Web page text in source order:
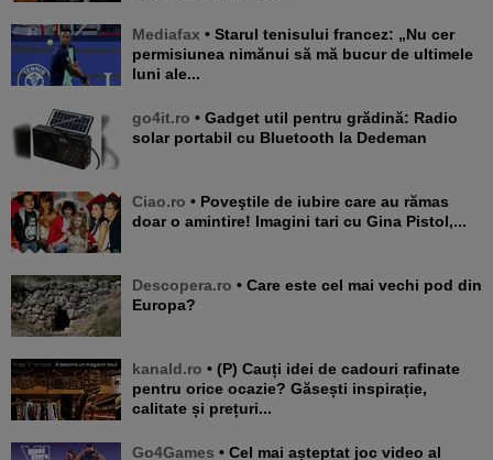
Mediafax • Starul tenisului francez: „Nu cer
permisiunea nimănui să mă bucur de ultimele
luni ale...
go4it.ro • Gadget util pentru grădină: Radio
solar portabil cu Bluetooth la Dedeman
Ciao.ro • Poveştile de iubire care au rămas
doar o amintire! Imagini tari cu Gina Pistol,...
Descopera.ro • Care este cel mai vechi pod din
Europa?
kanald.ro • (P) Cauți idei de cadouri rafinate
pentru orice ocazie? Găsești inspirație,
calitate și prețuri...
Go4Games • Cel mai așteptat joc video al